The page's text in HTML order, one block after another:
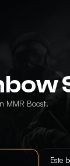
MMR Boost.
Este